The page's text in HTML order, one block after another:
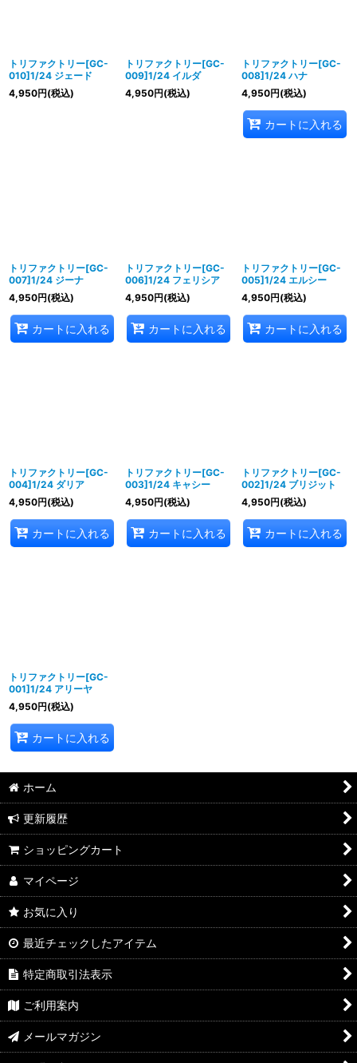
トリファクトリー[GC-
010]1/24 ジェード
4,950円(税込)
トリファクトリー[GC-
009]1/24 イルダ
4,950円(税込)
トリファクトリー[GC-
008]1/24 ハナ
4,950円(税込)
カートに入れる
トリファクトリー[GC-
007]1/24 ジーナ
4,950円(税込)
カートに入れる
トリファクトリー[GC-
006]1/24 フェリシア
4,950円(税込)
カートに入れる
トリファクトリー[GC-
005]1/24 エルシー
4,950円(税込)
カートに入れる
トリファクトリー[GC-
004]1/24 ダリア
4,950円(税込)
カートに入れる
トリファクトリー[GC-
003]1/24 キャシー
4,950円(税込)
カートに入れる
トリファクトリー[GC-
002]1/24 ブリジット
4,950円(税込)
カートに入れる
トリファクトリー[GC-
001]1/24 アリーヤ
4,950円(税込)
カートに入れる
ホーム
更新履歴
ショッピングカート
マイページ
お気に入り
最近チェックしたアイテム
特定商取引法表示
ご利用案内
メールマガジン